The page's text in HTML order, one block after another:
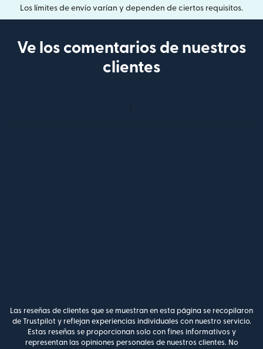
Los límites de envío varían y dependen de ciertos requisitos.
Ve los comentarios de nuestros
clientes
Las reseñas de clientes que se muestran en esta página se recopilaron
de Trustpilot y reflejan experiencias individuales con nuestro servicio.
Estas reseñas se proporcionan solo con fines informativos y
representan las opiniones personales de nuestros clientes. No